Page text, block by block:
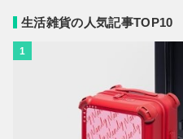
生活雑貨の人気記事TOP10
1